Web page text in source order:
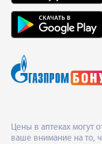
Цены в аптеках могут
ваше внимание на то,